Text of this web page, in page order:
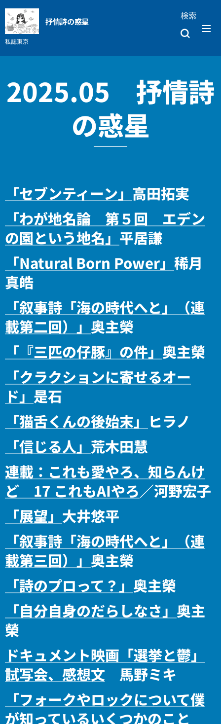
抒情詩の惑星
私誌東京
検索
2025.05 抒情詩
の惑星
「セブンティーン」 高田拓実
「わが地名論 第５回 エデン
の園という地名」 平居謙
「Natural Born Power」 稀月
真皓
「叙事詩「海の時代へと」（連
載第二回）」 奥主榮
「『三匹の仔豚』の件」 奥主榮
「クラクションに寄せるオー
ド」 是石
「猫舌くんの後始末」 ヒラノ
「信じる人」 荒木田慧
連載：これも愛やろ、知らんけ
ど 17 これもAIやろ／河野宏子
「展望」 大井悠平
「叙事詩「海の時代へと」（連
載第三回）」 奥主榮
「詩のプロって？」 奥主榮
「自分自身のだらしなさ」 奥主
榮
ドキュメント映画「選挙と鬱」
試写会、感想文 馬野ミキ
「フォークやロックについて僕
が知っているいくつかのこと